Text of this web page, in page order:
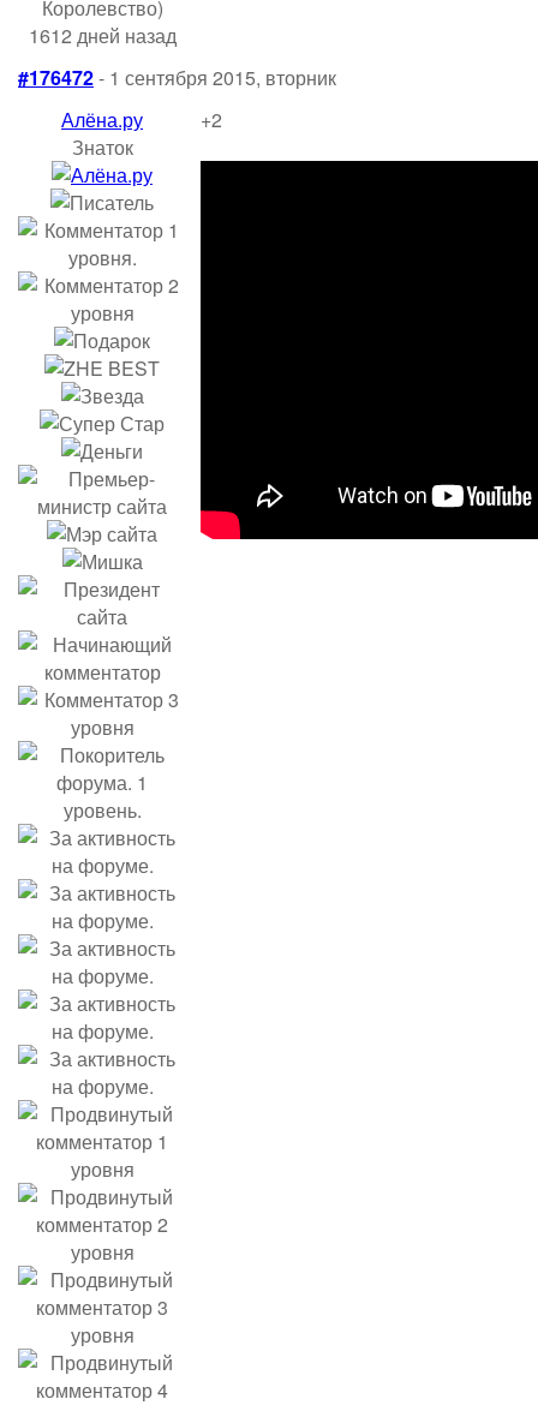
Королевство)
1612 дней назад
#176472- 1 сентября 2015, вторник
Алёна.ру
Знаток
+2